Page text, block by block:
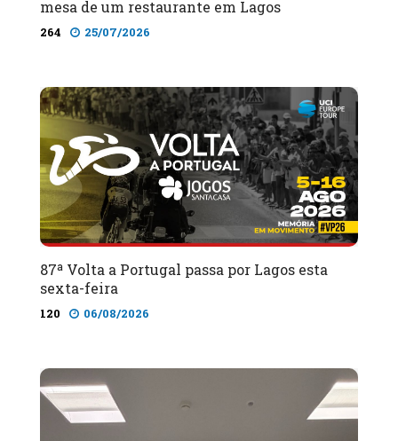
mesa de um restaurante em Lagos
264 25/07/2026
87ª Volta a Portugal passa por Lagos esta
sexta-feira
120 06/08/2026